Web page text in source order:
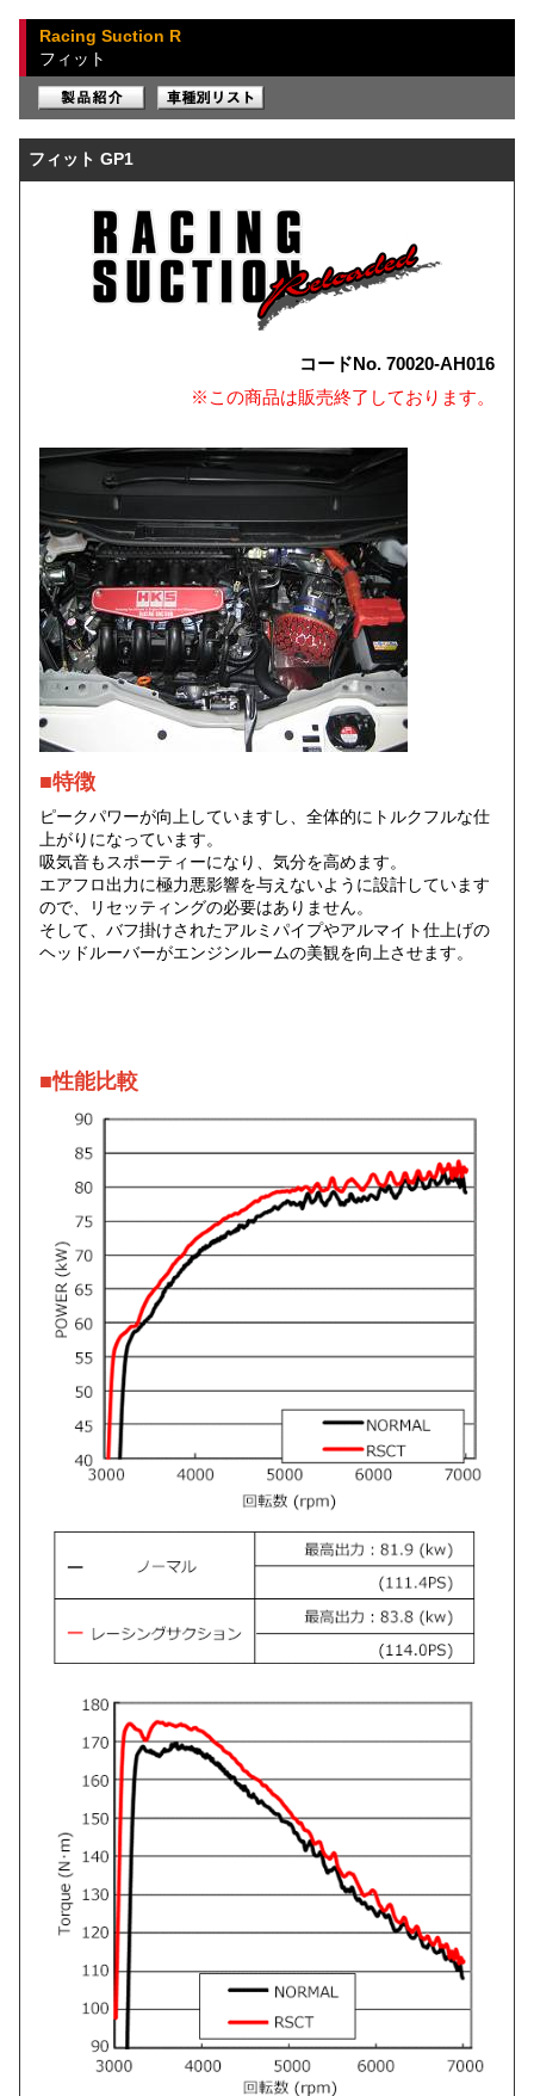
Racing Suction R
フィット
フィット GP1
コードNo. 70020-AH016
※この商品は販売終了しております。
■特徴
ピークパワーが向上していますし、全体的にトルクフルな仕
上がりになっています。
吸気音もスポーティーになり、気分を高めます。
エアフロ出力に極力悪影響を与えないように設計しています
ので、リセッティングの必要はありません。
そして、バフ掛けされたアルミパイプやアルマイト仕上げの
ヘッドルーバーがエンジンルームの美観を向上させます。
■性能比較